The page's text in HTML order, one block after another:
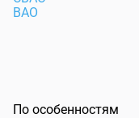
ВАО
По особенностям